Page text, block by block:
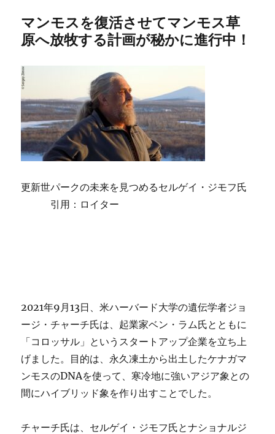
マンモスを復活させてマンモス草
原へ放牧する計画が秘かに進行中！
更新世パークの未来を見つめるセルゲイ・ジモフ氏
引用：ロイター
2021年9月13日、米ハーバード大学の遺伝学者ジョ
ージ・チャーチ氏は、起業家ベン・ラム氏とともに
「コロッサル」というスタートアップ企業を立ち上
げました。目的は、永久凍土から出土したケナガマ
ンモスのDNAを使って、寒冷地に強いアジア象との
間にハイブリッド象を作り出すことでした。
チャーチ氏は、セルゲイ・ジモフ氏とナショナルジ